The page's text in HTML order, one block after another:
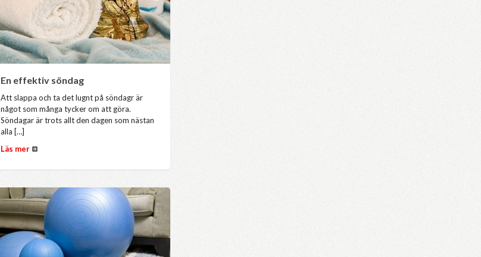
En effektiv söndag
Att slappa och ta det lugnt på söndagr är
något som många tycker om att göra.
Söndagar är trots allt den dagen som nästan
alla […]
Läs mer